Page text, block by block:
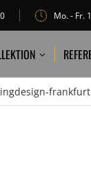
Mo. - Fr.
REFERENZEN
frankfurt